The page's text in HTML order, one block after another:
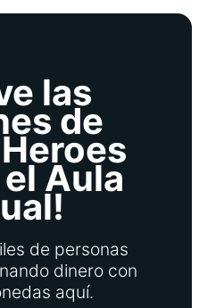
las
de
Aula
de personas
dinero con
aquí.